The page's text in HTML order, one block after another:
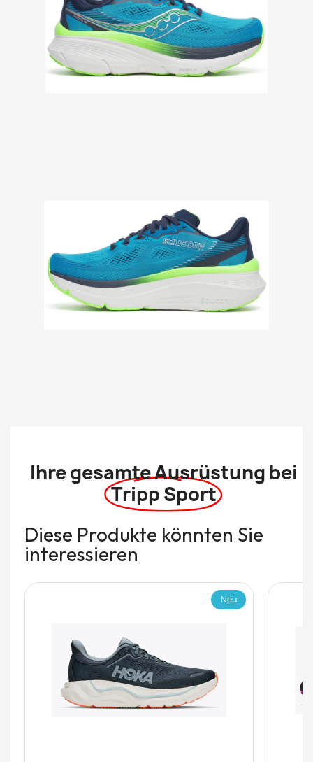
Ihre gesamte Ausrüstung bei
Tripp Sport
Diese Produkte könnten Sie
interessieren
Neu